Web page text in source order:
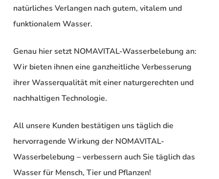
natürliches Verlangen nach gutem, vitalem und
funktionalem Wasser.
Genau hier setzt NOMAVITAL-Wasserbelebung an:
Wir bieten ihnen eine ganzheitliche Verbesserung
ihrer Wasserqualität mit einer naturgerechten und
nachhaltigen Technologie.
All unsere Kunden bestätigen uns täglich die
hervorragende Wirkung der NOMAVITAL-
Wasserbelebung – verbessern auch Sie täglich das
Wasser für Mensch, Tier und Pflanzen!